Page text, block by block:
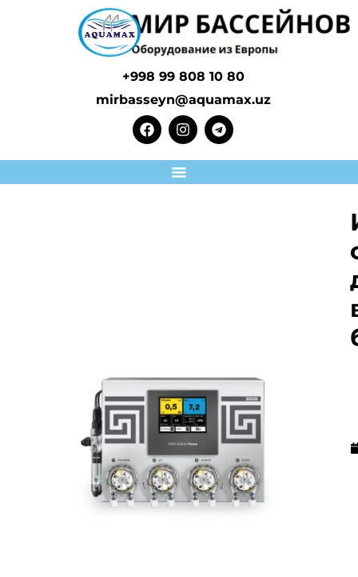
+998 99 808 10 80
mirbasseyn@aquamax.uz